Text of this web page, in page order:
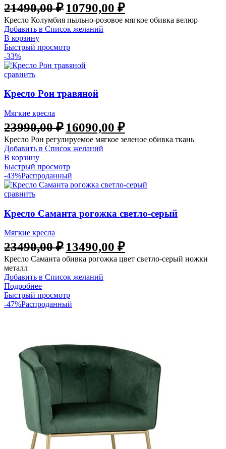
21490,00₽ 10790,00 ₽
Кресло Колумбия пыльно-розовое мягкое обивка велюр
Добавить в Список желаний
В корзину
Быстрый просмотр
-33%
сравнить
Кресло Рон травяной
Мягкие кресла
23990,00₽ 16090,00 ₽
Кресло Рон регулируемое мягкое зеленое обивка ткань
Добавить в Список желаний
В корзину
Быстрый просмотр
-43%Распроданный
сравнить
Кресло Саманта рогожка светло-серый
Мягкие кресла
23490,00₽ 13490,00 ₽
Кресло Саманта обивка рогожка цвет светло-серый ножки
металл
Добавить в Список желаний
Подробнее
Быстрый просмотр
-47%Распроданный